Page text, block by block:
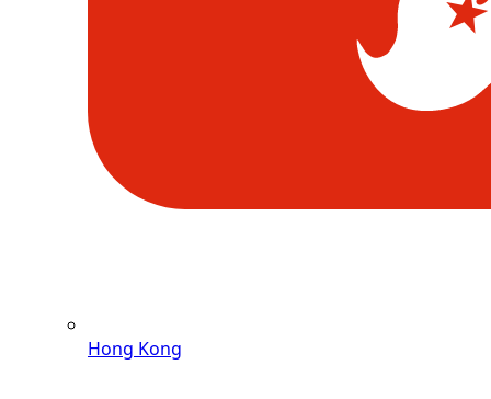
Hong Kong